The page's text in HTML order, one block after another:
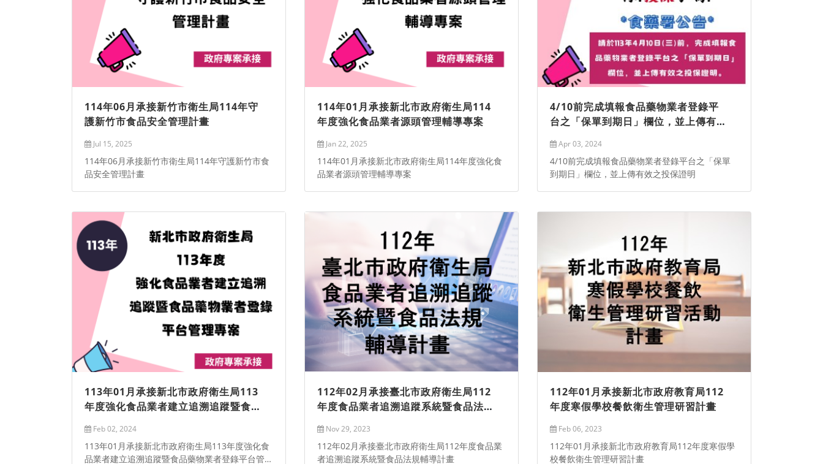
114年06月承接新竹市衛生局114年守
護新竹市食品安全管理計畫
Jul 15, 2025
114年06月承接新竹市衛生局114年守護新竹市食
品安全管理計畫
114年01月承接新北市政府衛生局114
年度強化食品業者源頭管理輔導專案
Jan 22, 2025
114年01月承接新北市政府衛生局114年度強化食
品業者源頭管理輔導專案
4/10前完成填報食品藥物業者登錄平
台之「保單到期日」欄位，並上傳有效
Apr 03, 2024
4/10前完成填報食品藥物業者登錄平台之「保單
到期日」欄位，並上傳有效之投保證明
113年01月承接新北市政府衛生局113
年度強化食品業者建立追溯追蹤暨食品
Feb 02, 2024
113年01月承接新北市政府衛生局113年度強化食
品業者建立追溯追蹤暨食品藥物業者登錄平台管理
112年02月承接臺北市政府衛生局112
年度食品業者追溯追蹤系統暨食品法規
Nov 29, 2023
112年02月承接臺北市政府衛生局112年度食品業
者追溯追蹤系統暨食品法規輔導計畫
112年01月承接新北市政府教育局112
年度寒假學校餐飲衛生管理研習計畫
Feb 06, 2023
112年01月承接新北市政府教育局112年度寒假學
校餐飲衛生管理研習計畫